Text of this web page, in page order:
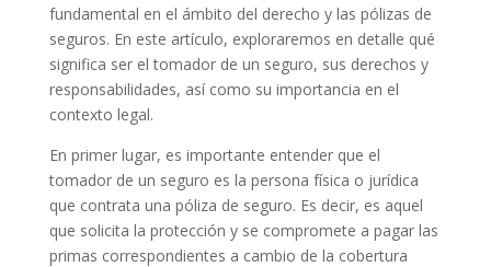
fundamental en el ámbito del derecho y las pólizas de
seguros. En este artículo, exploraremos en detalle qué
significa ser el tomador de un seguro, sus derechos y
responsabilidades, así como su importancia en el
contexto legal.
En primer lugar, es importante entender que el
tomador de un seguro es la persona física o jurídica
que contrata una póliza de seguro. Es decir, es aquel
que solicita la protección y se compromete a pagar las
primas correspondientes a cambio de la cobertura